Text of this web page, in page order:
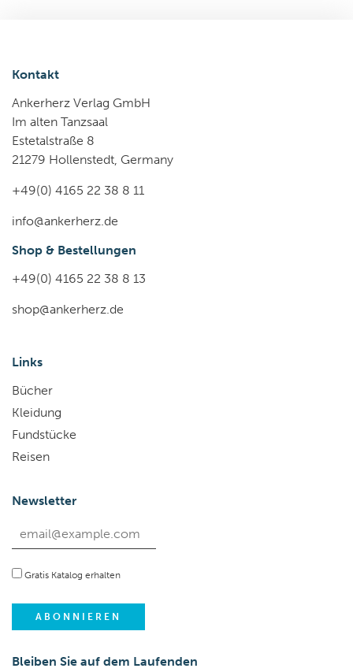
Kontakt
Ankerherz Verlag GmbH
Im alten Tanzsaal
Estetalstraße 8
21279 Hollenstedt, Germany
+49(0) 4165 22 38 8 11
info@ankerherz.de
Shop & Bestellungen
+49(0) 4165 22 38 8 13
shop@ankerherz.de
Links
Bücher
Kleidung
Fundstücke
Reisen
Newsletter
Gratis Katalog erhalten
Bleiben Sie auf dem Laufenden